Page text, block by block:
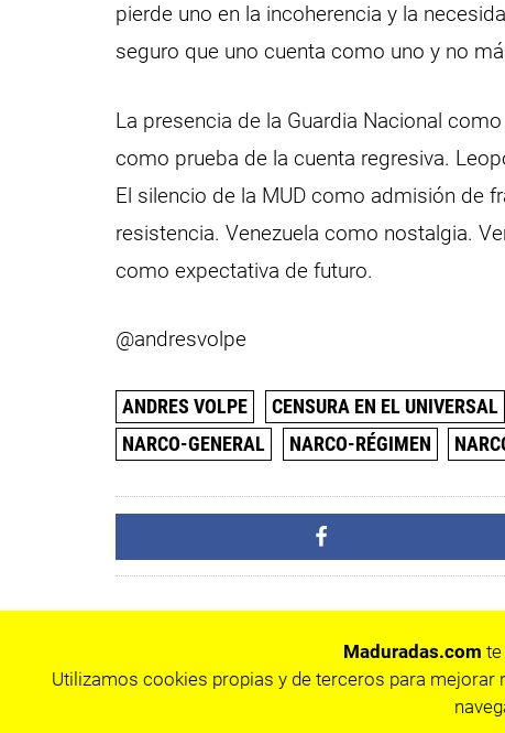
pierde uno en la incoherencia y la
seguro que uno cuenta como uno y no
La presencia de la Guardia Nacional
como prueba de la cuenta regresiva.
El silencio de la MUD como admisión de
resistencia. Venezuela como nostalgia.
como expectativa de futuro.
@andresvolpe
ANDRES VOLPE CENSURA EN EL UNIVERSAL
NARCO-GENERAL
NARCO-RÉGIMEN
Maduradas.com
Utilizamos cookies propias y de terceros para